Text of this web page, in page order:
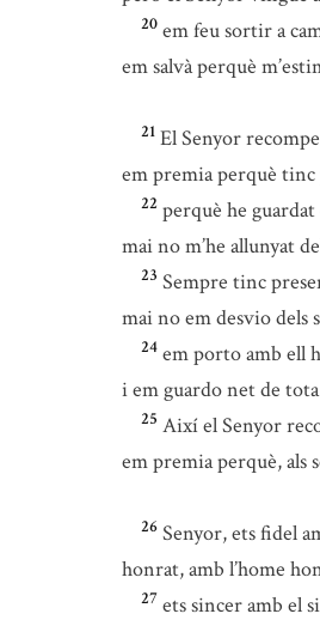
20 em feu sortir a
em salvà perquè
21 El Senyor
em premia perquè tinc
22 perquè he guardat
mai no m’he allunyat
23 Sempre tinc
mai no em desvio dels
24 em porto amb ell
i em guardo net de
25 Així el Senyor
em premia perquè, als
26 Senyor, ets fidel
honrat, amb l’home
27 ets sincer amb el